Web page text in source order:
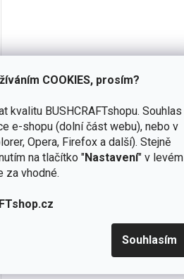
COOKIES, prosím?
kvalitu BUSHCRAFTshopu. Souhlas
e-shopu (dolní část webu), nebo v
Opera, Firefox a další). Stejně
na tlačítko "Nastavení" v levém
za vhodné.
Souhlasím
mm - zelené
skladem
(16 ks)
35 Kč
Do košíku